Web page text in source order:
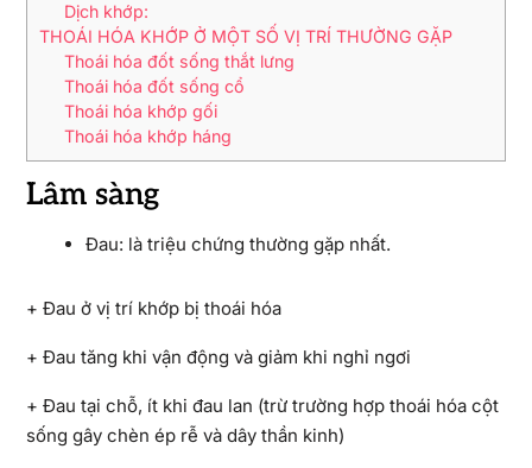
Dịch khớp:
THOÁI HÓA KHỚP Ở MỘT SỐ VỊ TRÍ THƯỜNG GẶP
Thoái hóa đốt sống thắt lưng
Thoái hóa đốt sống cổ
Thoái hóa khớp gối
Thoái hóa khớp háng
Lâm sàng
Đau: là triệu chứng thường gặp nhất.
+ Đau ở vị trí khớp bị thoái hóa
+ Đau tăng khi vận động và giảm khi nghỉ ngơi
+ Đau tại chỗ, ít khi đau lan (trừ trường hợp thoái hóa cột
sống gây chèn ép rễ và dây thần kinh)